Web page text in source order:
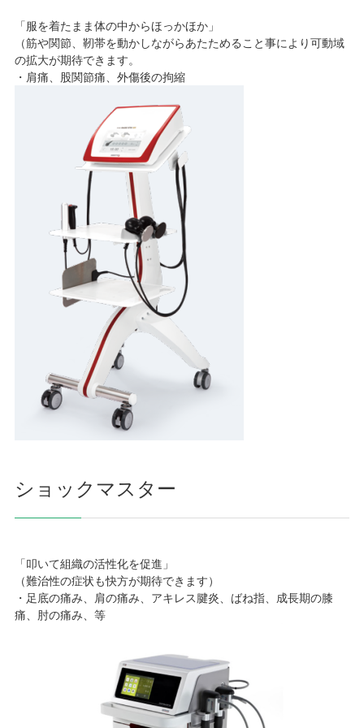
「服を着たまま体の中からほっかほか」
（筋や関節、靭帯を動かしながらあたためること事により可動域
の拡大が期待できます。
・肩痛、股関節痛、外傷後の拘縮
ショックマスター
「叩いて組織の活性化を促進」
（難治性の症状も快方が期待できます）
・足底の痛み、肩の痛み、アキレス腱炎、ばね指、成長期の膝
痛、肘の痛み、等